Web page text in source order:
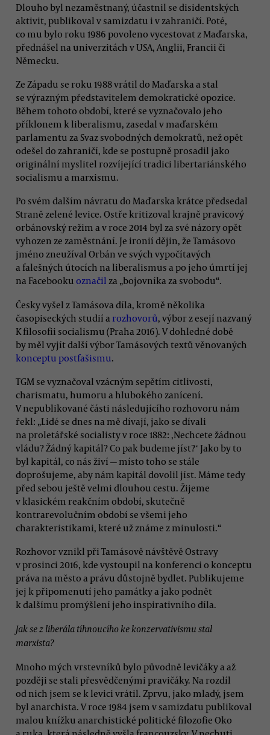
Dlouho byl nezaměstnaný, účastnil se disidentských
aktivit, publikoval v samizdatu i v zahraničí. Poté,
co mu bylo roku 1986 povoleno vycestovat z Maďarska,
přednášel na univerzitách v USA, Anglii, Francii či
Německu.
Ze Západu se roku 1988 vrátil do Maďarska a stal
se výrazným představitelem demokratické opozice.
Během tohoto období, které se vyznačovalo jeho
příklonem k liberalismu, zasedal v maďarském
parlamentu za Svaz svobodných demokratů, než opět
odešel do zahraničí, kde se postupně prosadil jako
originální myslitel rozvíjející tradici libertariánského
socialismu a marxismu.
Po svém dalším návratu do Maďarska krátce předsedal
Straně zelené levice. Ostře kritizoval krajně pravicový
orbánovský režim a v roce 2014 byl za své názory opět
vyhozen ze zaměstnání. Je ironií dějin, že Tamásovo
jméno zneužíval Orbán ve svých vypočítavých
a falešných útocích na liberalismus a po jeho úmrtí jej
na Facebooku označil za „bojovníka za svobodu“.
Česky vyšel z Tamásova díla, kromě několika
časopiseckých studií a rozhovorů, výbor z esejí nazvaný
K filosofii socialismu (Praha 2016). V dohledné době
by měl vyjít další výbor Tamásových textů věnovaných
konceptu postfašismu.
TGM se vyznačoval vzácným sepětím citlivosti,
charismatu, humoru a hlubokého zanícení.
V nepublikované části následujícího rozhovoru nám
řekl: „Lidé se dnes na mě dívají, jako se dívali
na proletářské socialisty v roce 1882: ,Nechcete žádnou
vládu? Žádný kapitál? Co pak budeme jíst?ʻ Jako by to
byl kapitál, co nás živí — místo toho se stále
doprošujeme, aby nám kapitál dovolil jíst. Máme tedy
před sebou ještě velmi dlouhou cestu. Žijeme
v klasickém reakčním období, skutečně
kontrarevolučním období se všemi jeho
charakteristikami, které už známe z minulosti.“
Rozhovor vznikl při Tamásově návštěvě Ostravy
v prosinci 2016, kde vystoupil na konferenci o konceptu
práva na město a právu důstojně bydlet. Publikujeme
jej k připomenutí jeho památky a jako podnět
k dalšímu promýšlení jeho inspirativního díla.
Jak se z liberála tíhnoucího ke konzervativismu stal
marxista?
Mnoho mých vrstevníků bylo původně levičáky a až
později se stali přesvědčenými pravičáky. Na rozdíl
od nich jsem se k levici vrátil. Zprvu, jako mladý, jsem
byl anarchista. V roce 1984 jsem v samizdatu publikoval
malou knížku anarchistické politické filozofie Oko